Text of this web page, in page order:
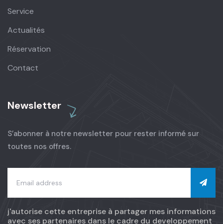
Service
Actualités
Réservation
Contact
Newsletter
S’abonner à notre newsletter pour rester informé sur
toutes nos offres.
j'autorise cette entreprise à partager mes informations
avec ses partenaires dans le cadre du developpement